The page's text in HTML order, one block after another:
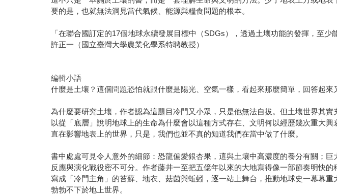
要的是，也就無法洞見當代氣候、能源與糧食問題的根本。
「在聯合國訂定的17個地球永續發展目標中（SDGs），透過土壤功能的發揮，
許正一（國立臺灣大學農業化學系特聘教授）
編輯小語
什麼是土壤？這個問題恐怕就跟什麼是陽光、空氣一樣，看起來那麼簡單，回答起來
為什麼要研究土壤，作者認為這題目冷門又小眾，只是他無法自拔。但土壤世界其
以從「底層」說明地球上的生命為什麼會以這種方式存在、文明何以經歷幾次重大
直在影響地表上的世界，只是，我們也並不真的知道我們在當中做了什麼。
書中處處可見令人意外的細節：恐龍偏愛銀杏果，這與土壤中高濃度的養分有關；
反應與演化戰役密不可分。作者藤井一至把五億年以來的大地寫得像一部節奏明快
寫成「冷門主角」的苔蘚、地衣、菇菌與蚯蚓，逐一站上舞台，推動地球史一幕幕
勃勃不下於地上世界。